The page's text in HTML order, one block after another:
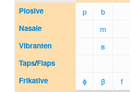
Plosive p b
Nasale m
Vibranten ʙ
Taps/Flaps
Frikative ɸ β f